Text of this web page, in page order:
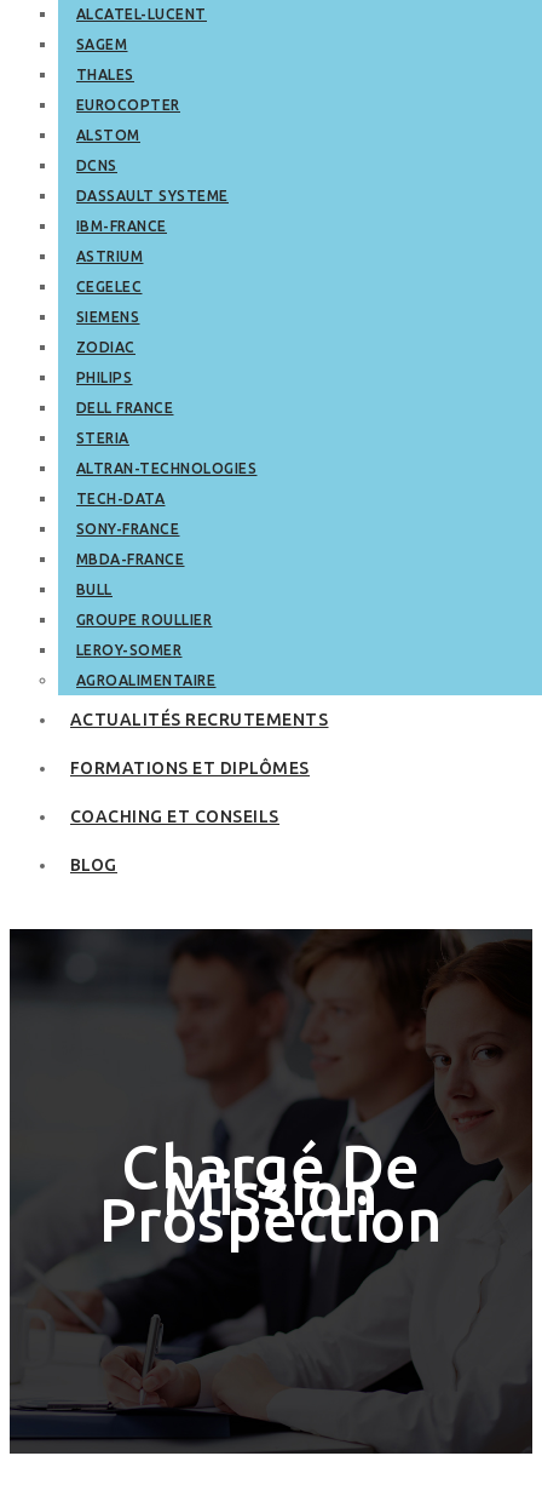
ALCATEL-LUCENT
SAGEM
THALES
EUROCOPTER
ALSTOM
DCNS
DASSAULT SYSTEME
IBM-FRANCE
ASTRIUM
CEGELEC
SIEMENS
ZODIAC
PHILIPS
DELL FRANCE
STERIA
ALTRAN-TECHNOLOGIES
TECH-DATA
SONY-FRANCE
MBDA-FRANCE
BULL
GROUPE ROULLIER
LEROY-SOMER
AGROALIMENTAIRE
ACTUALITÉS RECRUTEMENTS
FORMATIONS ET DIPLÔMES
COACHING ET CONSEILS
BLOG
Chargé De
Mission
Prospection